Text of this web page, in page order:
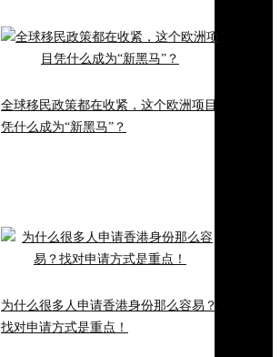
全球移民政策都在收紧，这个欧洲项目
凭什么成为“新黑马”？
为什么很多人申请香港身份那么容易？
找对申请方式是重点！